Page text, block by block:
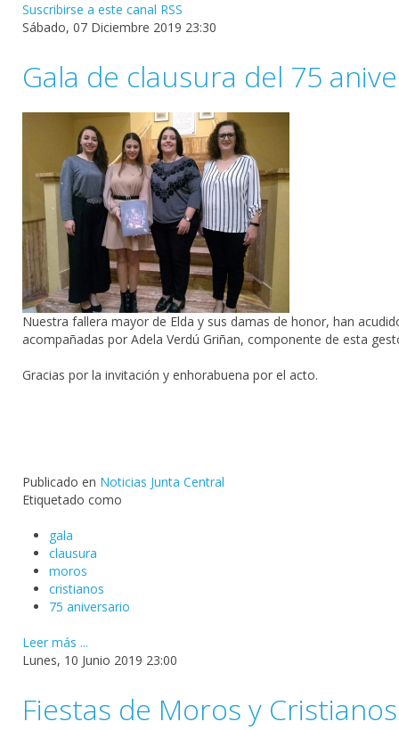
Suscribirse a este canal RSS
Sábado, 07 Diciembre 2019 23:30
Gala de clausura del 75
Nuestra fallera mayor de Elda y sus damas de honor, han
acompañadas por Adela Verdú Griñan, componente de esta
Gracias por la invitación y enhorabuena por el acto.
Publicado en Noticias Junta Central
Etiquetado como
gala
clausura
moros
cristianos
75 aniversario
Leer más ...
Lunes, 10 Junio 2019 23:00
Fiestas de Moros y